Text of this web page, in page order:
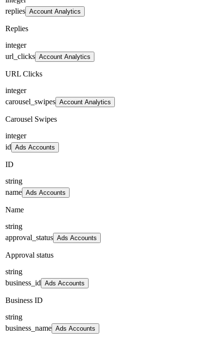
replies Account Analytics
Replies
integer
url_clicks Account Analytics
URL Clicks
integer
carousel_swipes Account Analytics
Carousel Swipes
integer
id Ads Accounts
ID
string
name Ads Accounts
Name
string
approval_status Ads Accounts
Approval status
string
business_id Ads Accounts
Business ID
string
business_name Ads Accounts